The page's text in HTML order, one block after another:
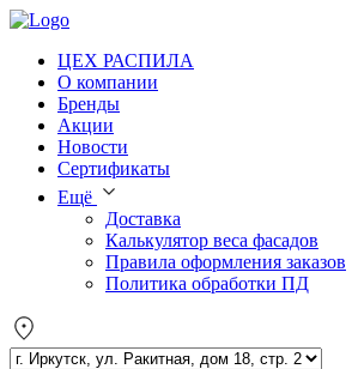
ЦЕХ РАСПИЛА
О компании
Бренды
Акции
Новости
Сертификаты
Ещё
Доставка
Калькулятор веса фасадов
Правила оформления заказов
Политика обработки ПД